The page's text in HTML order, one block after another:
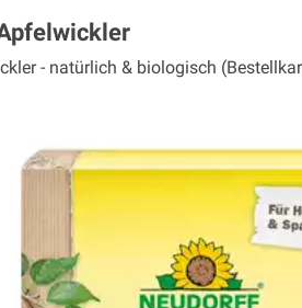
- natürlich & biologisch